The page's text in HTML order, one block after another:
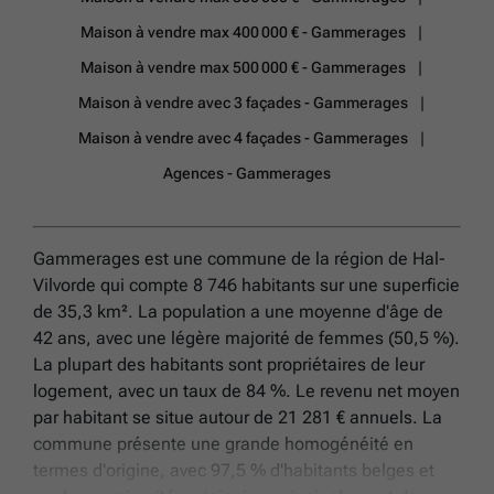
Maison à vendre max 400 000 € - Gammerages
Maison à vendre max 500 000 € - Gammerages
Maison à vendre avec 3 façades - Gammerages
Maison à vendre avec 4 façades - Gammerages
Agences - Gammerages
Gammerages est une commune de la région de Hal-
Vilvorde qui compte 8 746 habitants sur une superficie
de 35,3 km². La population a une moyenne d'âge de
42 ans, avec une légère majorité de femmes (50,5 %).
La plupart des habitants sont propriétaires de leur
logement, avec un taux de 84 %. Le revenu net moyen
par habitant se situe autour de 21 281 € annuels. La
commune présente une grande homogénéité en
termes d'origine, avec 97,5 % d'habitants belges et